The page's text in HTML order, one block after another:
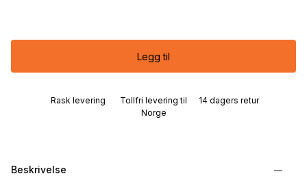
Legg til
Rask levering
Tollfri levering til
Norge
14 dagers retur
Beskrivelse